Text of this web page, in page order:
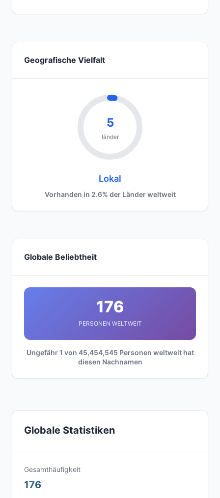
Geografische Vielfalt
5
länder
Lokal
Vorhanden in 2.6% der Länder weltweit
Globale Beliebtheit
176
PERSONEN WELTWEIT
Ungefähr 1 von 45,454,545 Personen weltweit hat
diesen Nachnamen
Globale Statistiken
Gesamthäufigkeit
176